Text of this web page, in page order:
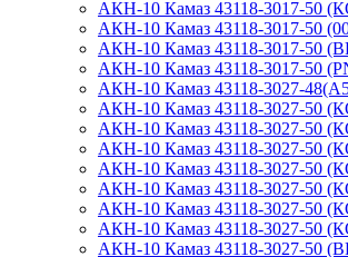
АКН-10 Камаз 43118-3017-50
АКН-10 Камаз 43118-3017-50
АКН-10 Камаз 43118-3017-50
АКН-10 Камаз 43118-3017-50
АКН-10 Камаз 43118-3027-
АКН-10 Камаз 43118-3027-50
АКН-10 Камаз 43118-3027-50
АКН-10 Камаз 43118-3027-50
АКН-10 Камаз 43118-3027-50
АКН-10 Камаз 43118-3027-50
АКН-10 Камаз 43118-3027-50
АКН-10 Камаз 43118-3027-50
АКН-10 Камаз 43118-3027-50